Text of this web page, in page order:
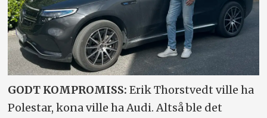
GODT KOMPROMISS: Erik Thorstvedt ville ha
Polestar, kona ville ha Audi. Altså ble det